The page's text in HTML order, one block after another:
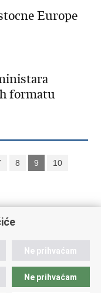
Europe
formatu
8 9
10
149
Ne prihvaćam
Ne prihvaćam